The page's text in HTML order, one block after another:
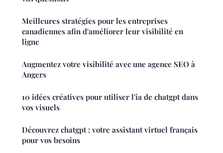
Meilleures stratégies pour les entreprises
canadiennes afin d'améliorer leur visibilité en
ligne
Augmentez votre visibilité avec une agence SEO à
Angers
10 idées créatives pour utiliser l'ia de chatgpt dans
vos visuels
Découvrez chatgpt : votre assistant virtuel français
pour vos besoins